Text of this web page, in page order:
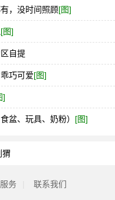
，没时间照顾[图]
[图]
自提
巧可爱[图]
]
盆、玩具、奶粉） [图]
猬
务 联系我们